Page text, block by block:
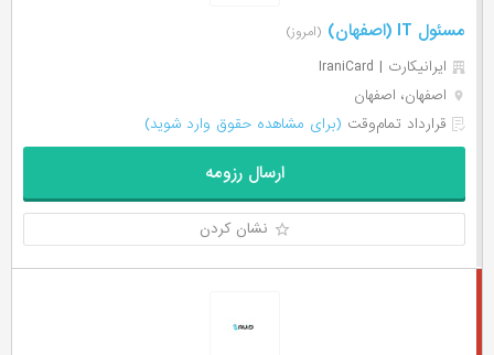
مسئول IT (اصفهان) (امروز)
ایرانیکارت | IraniCard
اصفهان، اصفهان
قرارداد تمام‌وقت (برای مشاهده حقوق وارد شوید)
ارسال رزومه
نشان کردن